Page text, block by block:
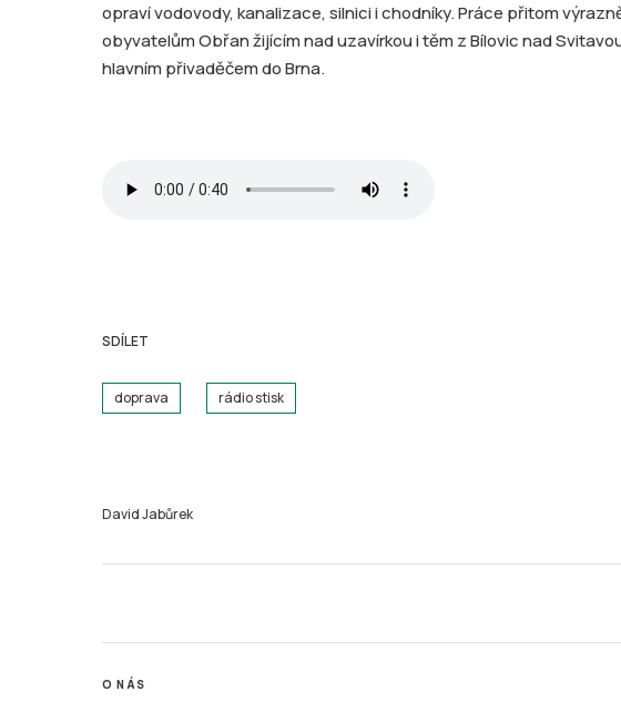
opraví vodovody, kanalizace, silnici i chodníky. Práce přitom
obyvatelům Obřan žijícím nad uzavírkou i těm z Bílovic nad
hlavním přivaděčem do Brna.
SDÍLET
doprava rádio stisk
David Jabůrek
O NÁS